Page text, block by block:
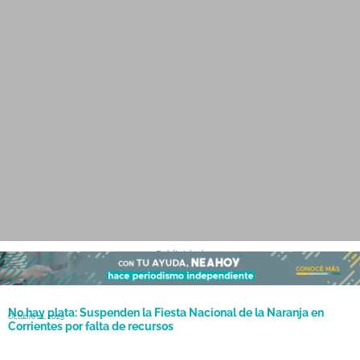
- Publicidad -
No hay plata: Suspenden la Fiesta Nacional de la Naranja en
Corrientes por falta de recursos
Octubre 21, 2025